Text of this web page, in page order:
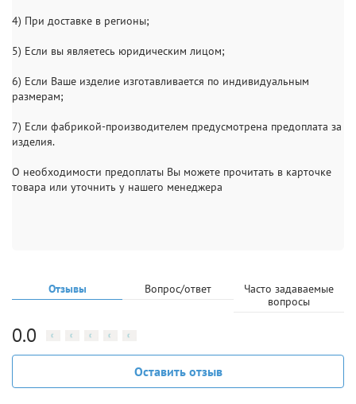
4) При доставке в регионы;
5) Если вы являетесь юридическим лицом;
6) Если Ваше изделие изготавливается по индивидуальным
размерам;
7) Если фабрикой-производителем предусмотрена предоплата за
изделия.
О необходимости предоплаты Вы можете прочитать в карточке
товара или уточнить у нашего менеджера
Отзывы Вопрос/ответ
Часто задаваемые
вопросы
0.0
Оставить отзыв